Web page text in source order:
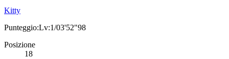
Kitty
Punteggio:Lv:1/03'52"98
Posizione
18